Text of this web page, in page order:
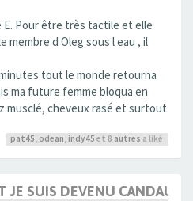
Pour être très tactile et elle
membre d Oleg sous l eau , il
tout le monde retourna
ma future femme bloqua en
musclé, cheveux rasé et surtout
pat45, odean, indy45 et 8 autres a liké
JE SUIS DEVENU